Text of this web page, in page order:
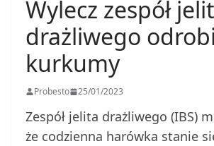
Wylecz zespół
drażliwego
kurkumy
Probesto 25/01/2023
Zespół jelita drażliwego (IBS)
że codzienna harówka stanie